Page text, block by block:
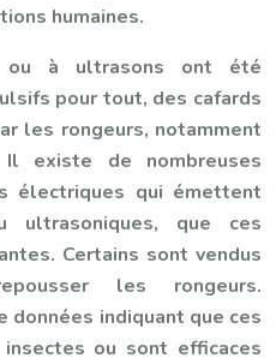
humaines.
ou à ultrasons ont été
pour tout, des cafards
les rongeurs, notamment
existe de nombreuses
électriques qui émettent
ultrasoniques, que ces
Certains sont vendus
les rongeurs.
données indiquant que ces
ou sont efficaces